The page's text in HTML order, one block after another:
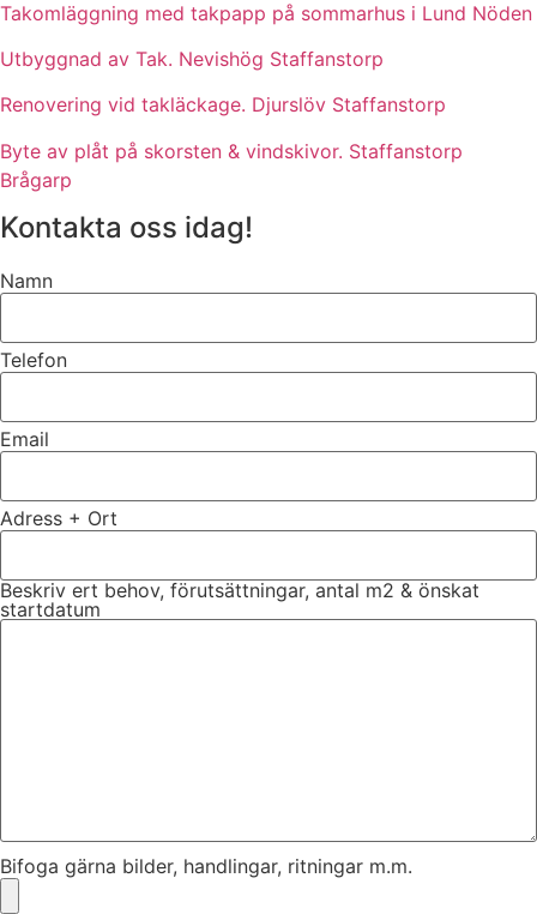
Takomläggning med takpapp på sommarhus i Lund Nöden
Utbyggnad av Tak. Nevishög Staffanstorp
Renovering vid takläckage. Djurslöv Staffanstorp
Byte av plåt på skorsten & vindskivor. Staffanstorp
Brågarp
Kontakta oss idag!
Namn
Telefon
Email
Adress + Ort
Beskriv ert behov, förutsättningar, antal m2 & önskat
startdatum
Bifoga gärna bilder, handlingar, ritningar m.m.